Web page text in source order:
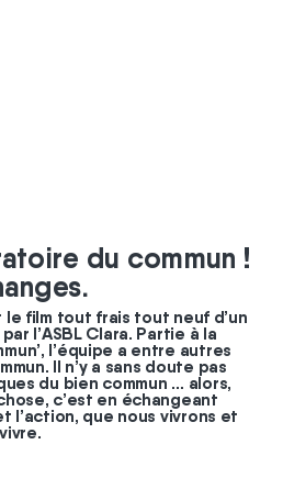
du commun !
le film tout frais tout neuf d’un
l’ASBL Clara. Partie à la
l’équipe a entre autres
Il n’y a sans doute pas
du bien commun … alors,
c’est en échangeant
l’action, que nous vivrons et